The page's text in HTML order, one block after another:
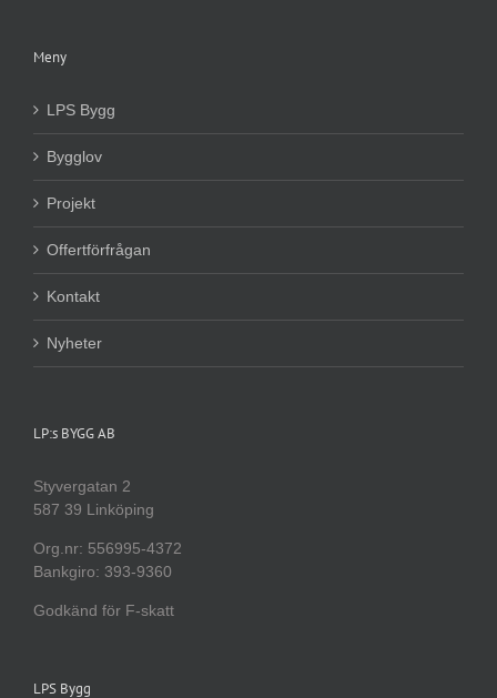
Meny
LPS Bygg
Bygglov
Projekt
Offertförfrågan
Kontakt
Nyheter
LP:s BYGG AB
Styvergatan 2
587 39 Linköping
Org.nr: 556995-4372
Bankgiro: 393-9360
Godkänd för F-skatt
LPS Bygg